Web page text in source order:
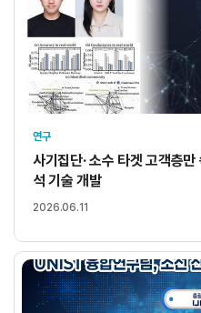
연구
사기집단· 소수 타겟 고객층
석 기술 개발
2026.06.11